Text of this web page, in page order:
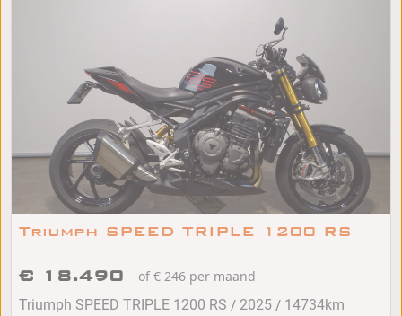
Triumph SPEED TRIPLE 1200 RS
€ 18.490
of € 246 per maand
Triumph SPEED TRIPLE 1200 RS / 2025 / 14734km